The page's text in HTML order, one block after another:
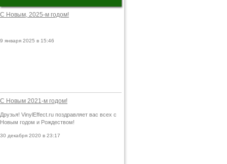
С Новым, 2025-м годом!
9 января 2025 в 15:46
С Новым 2021-м годом!
Друзья! VinylEffect.ru поздравляет вас всех с
Новым годом и Рождеством!
30 декабря 2020 в 23:17